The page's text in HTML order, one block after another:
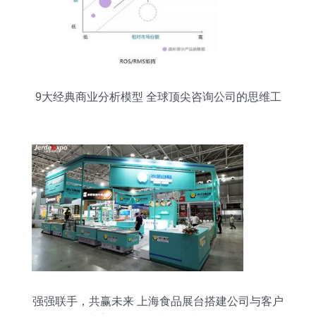
9大经典商业分析模型 全球顶尖咨询公司的思维工
强强联手，共赢未来 上海食品展台搭建公司与客户